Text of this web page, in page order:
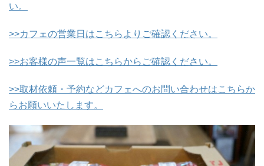
い。
>>カフェの営業日はこちらよりご確認ください。
>>お客様の声一覧はこちらからご確認ください。
>>取材依頼・予約などカフェへのお問い合わせはこちらか
らお願いいたします。